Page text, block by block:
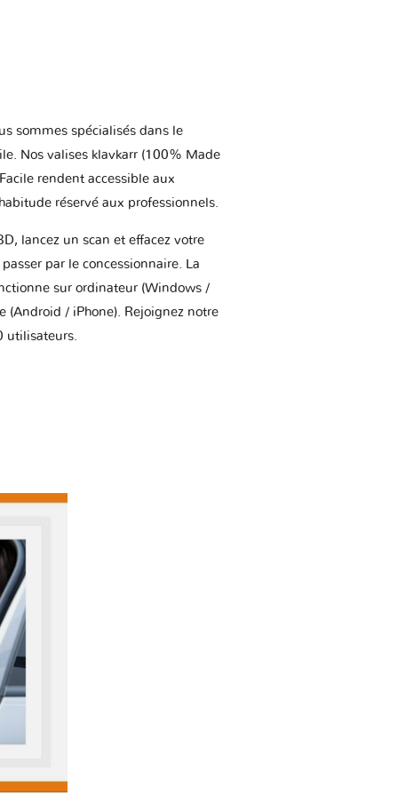
sommes spécialisés dans le
Nos valises klavkarr (100% Made
rendent accessible aux
réservé aux professionnels.
lancez un scan et effacez votre
par le concessionnaire. La
sur ordinateur (Windows /
(Android / iPhone). Rejoignez notre
utilisateurs.